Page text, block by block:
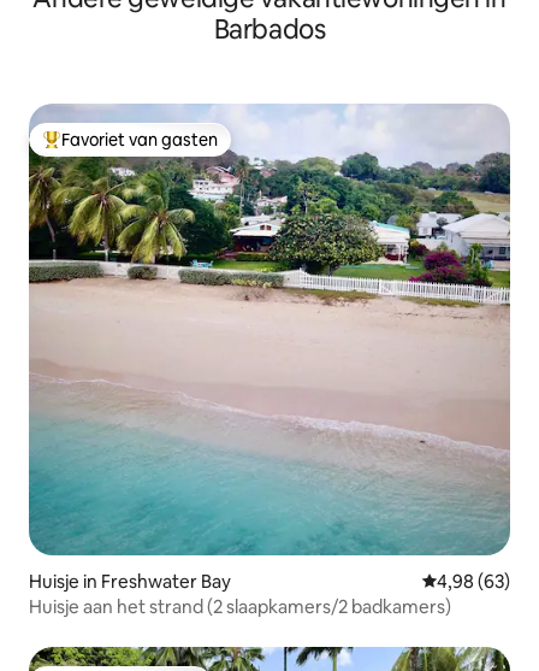
Barbados
Topfavoriet van gasten
Favoriet van gasten
Huisje in Freshwater Bay Gemiddelde
4,98 (63)
Huisje aan het strand (2 slaapkamers/2 badkamers)